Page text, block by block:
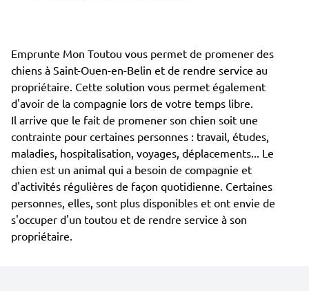
Emprunte Mon Toutou vous permet de promener des
chiens à Saint-Ouen-en-Belin et de rendre service au
propriétaire. Cette solution vous permet également
d'avoir de la compagnie lors de votre temps libre.
Il arrive que le fait de promener son chien soit une
contrainte pour certaines personnes : travail, études,
maladies, hospitalisation, voyages, déplacements... Le
chien est un animal qui a besoin de compagnie et
d'activités régulières de façon quotidienne. Certaines
personnes, elles, sont plus disponibles et ont envie de
s'occuper d'un toutou et de rendre service à son
propriétaire.